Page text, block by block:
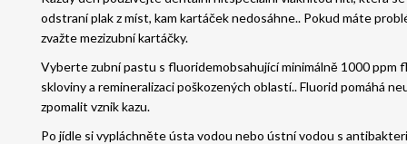
odstraní plak z míst, kam kartáček nedosáhne.. Pokud máte
zvažte mezizubní kartáčky.
Vybertezubní pastu s fluoridemobsahující minimálně 1000 ppm
skloviny a remineralizaci poškozených oblastí.. Fluorid pomáhá
zpomalit vznik kazu.
Po jídle si vypláchněte ústa vodou nebo ústní vodou s